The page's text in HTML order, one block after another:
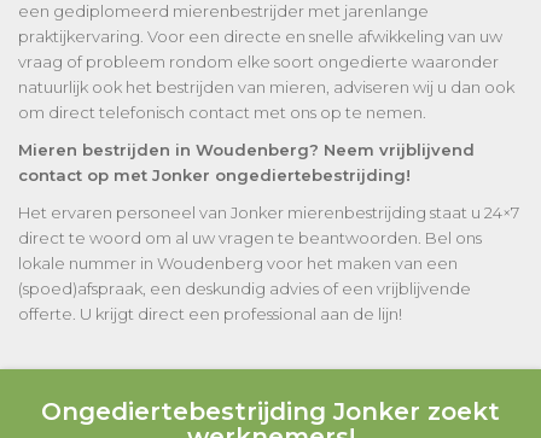
een gediplomeerd mierenbestrijder met jarenlange
praktijkervaring. Voor een directe en snelle afwikkeling van uw
vraag of probleem rondom elke soort ongedierte waaronder
natuurlijk ook het bestrijden van mieren, adviseren wij u dan ook
om direct telefonisch contact met ons op te nemen.
Mieren bestrijden in Woudenberg? Neem vrijblijvend
contact op met Jonker ongediertebestrijding!
Het ervaren personeel van Jonker mierenbestrijding staat u 24×7
direct te woord om al uw vragen te beantwoorden. Bel ons
lokale nummer in Woudenberg voor het maken van een
(spoed)afspraak, een deskundig advies of een vrijblijvende
offerte. U krijgt direct een professional aan de lijn!
Ongediertebestrijding Jonker zoekt